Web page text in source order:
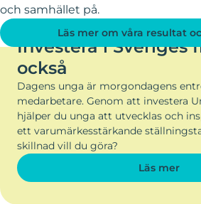
och samhället på.
Läs mer om våra resultat
BLI PARTNER TILL UNG
Investera i Sveriges
också
Dagens unga är morgondagens
medarbetare. Genom att investera
hjälper du unga att utvecklas och
ett varumärkesstärkande
skillnad vill du göra?
Läs mer